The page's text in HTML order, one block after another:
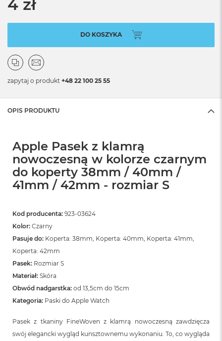
4 zł
DO KOSZYKA
zapytaj o produkt +48 22 100 25 55
OPIS PRODUKTU
Apple Pasek z klamrą
nowoczesną w kolorze czarnym
do koperty 38mm / 40mm /
41mm / 42mm - rozmiar S
Kod producenta: 923-03624
Kolor: Czarny
Pasuje do: Koperta: 38mm, Koperta: 40mm, Koperta: 41mm,
Koperta: 42mm
Pasek: Rozmiar S
Materiał: Skóra
Obwód nadgarstka: od 13,5cm do 15cm
Kategoria: Paski do Apple Watch
Pasek z tkaniny FineWoven z klamrą nowoczesną zawdzięcza
swój elegancki wygląd kunsztownemu wykonaniu. To, co wygląda